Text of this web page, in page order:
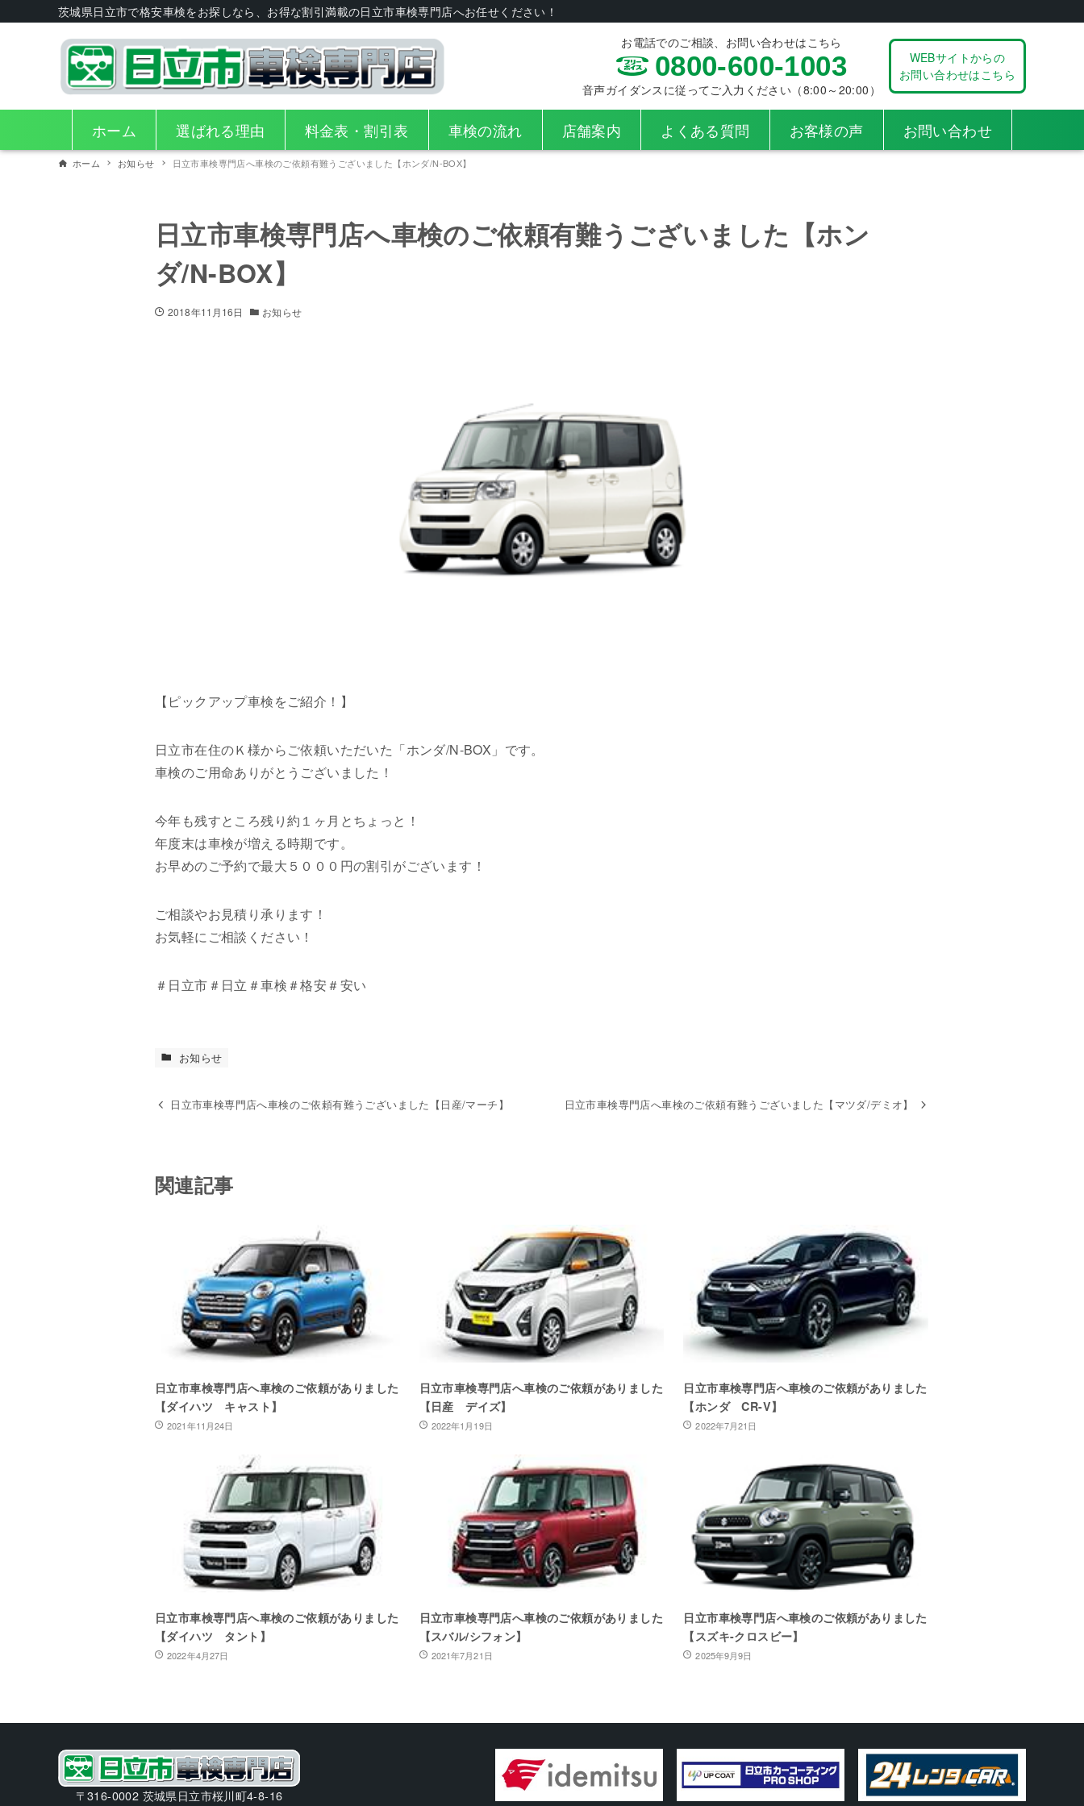
茨城県日立市で格安車検をお探しなら、お得な割引満載の日立市車検専門店へお任せください！
お電話でのご相談、お問い合わせはこちら
0800-600-1003
音声ガイダンスに従ってご入力ください（8:00～20:00）
WEBサイトからの
お問い合わせはこちら
ホーム 選ばれる理由 料金表・割引表 車検の流れ 店舗案内 よくある質問 お客様の声 お問い合わせ
ホーム お知らせ 日立市車検専門店へ車検のご依頼有難うございました【ホンダ/N-BOX】
日立市車検専門店へ車検のご依頼有難うございました【ホン
ダ/N-BOX】
2018年11月16日 お知らせ
【ピックアップ車検をご紹介！】
日立市在住のＫ様からご依頼いただいた「ホンダ/N-BOX」です。
車検のご用命ありがとうございました！
今年も残すところ残り約１ヶ月とちょっと！
年度末は車検が増える時期です。
お早めのご予約で最大５０００円の割引がございます！
ご相談やお見積り承ります！
お気軽にご相談ください！
＃日立市＃日立＃車検＃格安＃安い
お知らせ
日立市車検専門店へ車検のご依頼有難うございました【日産/マーチ】 日立市車検専門店へ車検のご依頼有難うございました【マツダ/デミオ】
関連記事
日立市車検専門店へ車検のご依頼がありました
【ダイハツ キャスト】
2021年11月24日
日立市車検専門店へ車検のご依頼がありました
【日産 デイズ】
2022年1月19日
日立市車検専門店へ車検のご依頼がありました
【ホンダ CR-V】
2022年7月21日
日立市車検専門店へ車検のご依頼がありました
【ダイハツ タント】
2022年4月27日
日立市車検専門店へ車検のご依頼がありました
【スバル/シフォン】
2021年7月21日
日立市車検専門店へ車検のご依頼がありました
【スズキ-クロスビー】
2025年9月9日
〒316-0002 茨城県日立市桜川町4-8-16